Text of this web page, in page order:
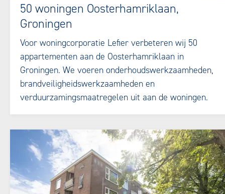
50 woningen Oosterhamriklaan,
Groningen
Voor woningcorporatie Lefier verbeteren wij 50
appartementen aan de Oosterhamriklaan in
Groningen. We voeren onderhoudswerkzaamheden,
brandveiligheidswerkzaamheden en
verduurzamingsmaatregelen uit aan de woningen.